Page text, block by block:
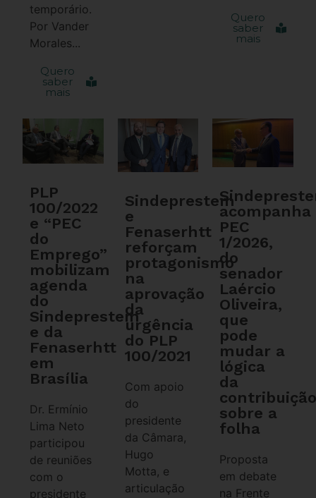
temporário.
Por Vander
Morales...
Quero
saber
mais
Quero
saber
mais
PLP
100/2022
e “PEC
do
Emprego”
mobilizam
agenda
do
Sindeprestem
e da
Fenaserhtt
em
Brasília
Dr. Ermínio
Lima Neto
participou
de reuniões
com o
presidente
Sindeprestem
e
Fenaserhtt
reforçam
protagonismo
na
aprovação
da
urgência
do PLP
100/2021
Com apoio
do
presidente
da Câmara,
Hugo
Motta, e
articulação
acompanha
PEC
1/2026,
do
senador
Laércio
Oliveira,
que
pode
mudar a
lógica
da
sobre a
folha
Proposta
em debate
na Frente